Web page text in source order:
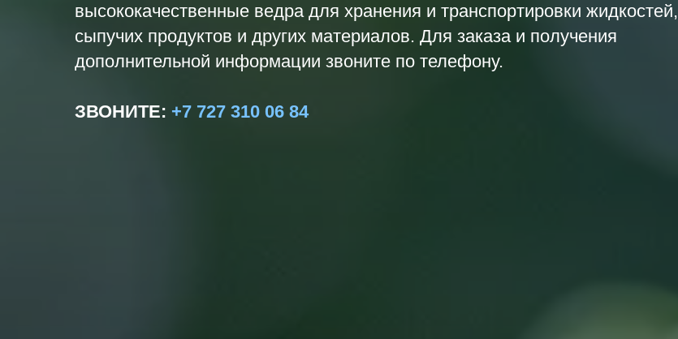
высококачественные ведра для хранения и транспортировки жидкостей,
сыпучих продуктов и других материалов. Для заказа и получения
дополнительной информации звоните по телефону.
ЗВОНИТЕ: +7 727 310 06 84